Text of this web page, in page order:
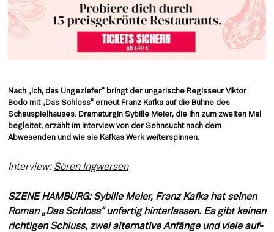
Nach „Ich, das Ungeziefer“ bringt der ungarische Regisseur Viktor
Bodo mit „Das Schloss“ erneut Franz Kafka auf die Bühne des
Schauspielhauses. Dramaturgin Sybille Meier, die ihn zum zweiten Mal
begleitet, erzählt im Interview von der Sehnsucht nach dem
Abwesenden und wie sie Kafkas Werk weiterspinnen.
Interview: Sören Ingwersen
SZENE HAMBURG: Sybille Meier, Franz Kafka hat seinen
Roman „Das Schloss“ unfertig hinterlassen. Es gibt keinen
richtigen Schluss, zwei alternative Anfänge und viele auf­